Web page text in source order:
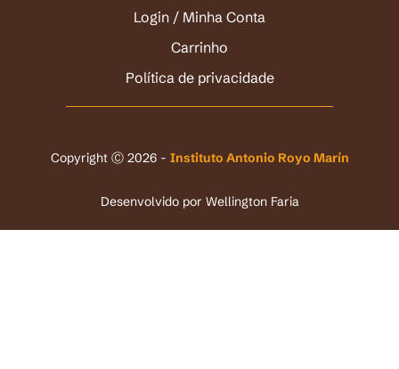
Login / Minha Conta
Carrinho
Política de privacidade
Copyright Ⓒ 2026 - Instituto Antonio Royo Marín
Desenvolvido por Wellington Faria